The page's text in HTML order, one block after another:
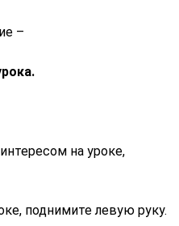
–
на уроке,
поднимите левую руку.